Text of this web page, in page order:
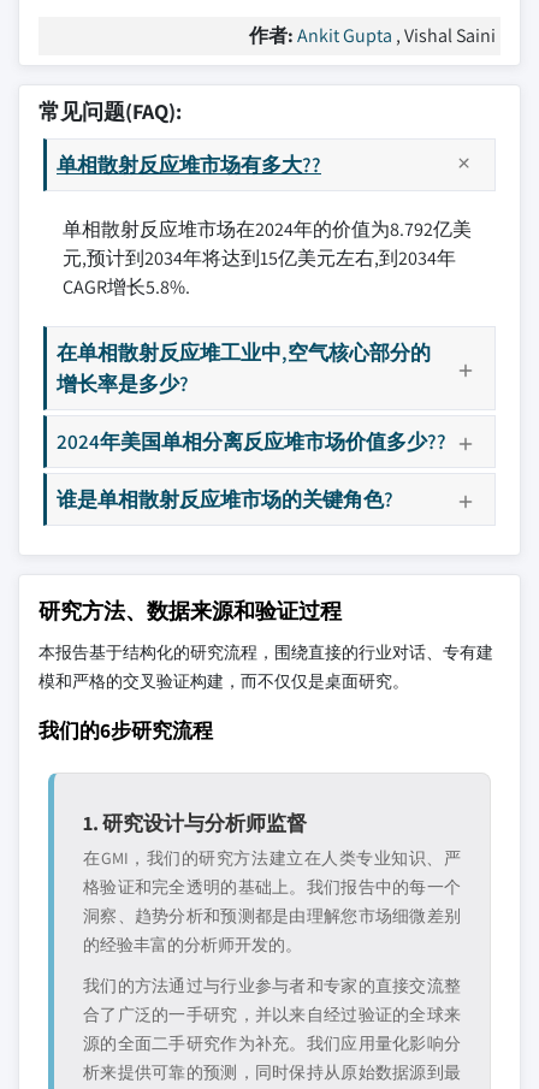
作者:Ankit Gupta , Vishal Saini
常见问题(FAQ):
单相散射反应堆市场有多大??
单相散射反应堆市场在2024年的价值为8.792亿美
元,预计到2034年将达到15亿美元左右,到2034年
CAGR增长5.8%.
在单相散射反应堆工业中,空气核心部分的
增长率是多少?
2024年美国单相分离反应堆市场价值多少??
谁是单相散射反应堆市场的关键角色?
研究方法、数据来源和验证过程
本报告基于结构化的研究流程，围绕直接的行业对话、专有建
模和严格的交叉验证构建，而不仅仅是桌面研究。
我们的6步研究流程
1. 研究设计与分析师监督
在GMI，我们的研究方法建立在人类专业知识、严
格验证和完全透明的基础上。我们报告中的每一个
洞察、趋势分析和预测都是由理解您市场细微差别
的经验丰富的分析师开发的。
我们的方法通过与行业参与者和专家的直接交流整
合了广泛的一手研究，并以来自经过验证的全球来
源的全面二手研究作为补充。我们应用量化影响分
析来提供可靠的预测，同时保持从原始数据源到最